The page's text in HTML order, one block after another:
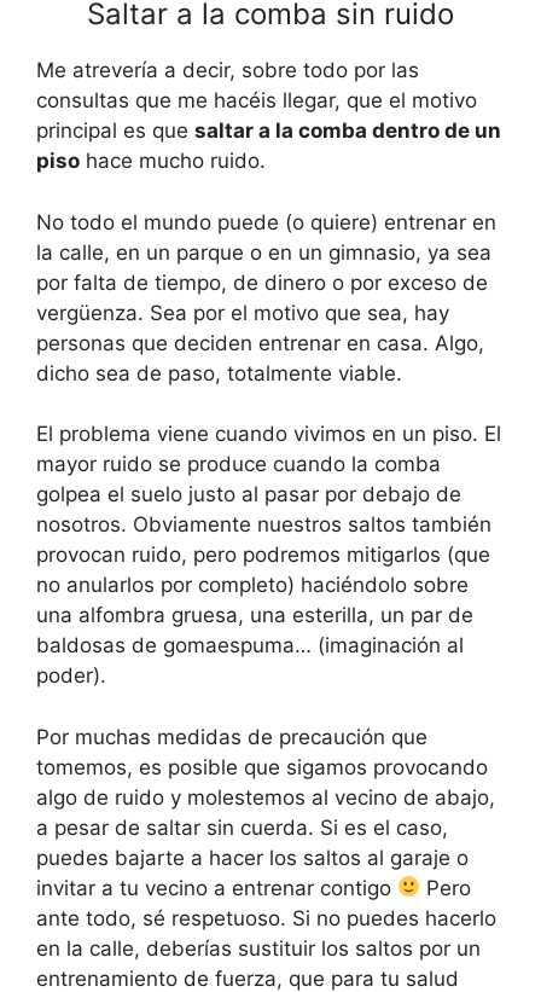
Saltar a la comba sin ruido
Me atrevería a decir, sobre todo por las
consultas que me hacéis llegar, que el motivo
principal es que saltar a la comba dentro de un
piso hace mucho ruido.
No todo el mundo puede (o quiere) entrenar en
la calle, en un parque o en un gimnasio, ya sea
por falta de tiempo, de dinero o por exceso de
vergüenza. Sea por el motivo que sea, hay
personas que deciden entrenar en casa. Algo,
dicho sea de paso, totalmente viable.
El problema viene cuando vivimos en un piso. El
mayor ruido se produce cuando la comba
golpea el suelo justo al pasar por debajo de
nosotros. Obviamente nuestros saltos también
provocan ruido, pero podremos mitigarlos (que
no anularlos por completo) haciéndolo sobre
una alfombra gruesa, una esterilla, un par de
baldosas de gomaespuma… (imaginación al
poder).
Por muchas medidas de precaución que
tomemos, es posible que sigamos provocando
algo de ruido y molestemos al vecino de abajo,
a pesar de saltar sin cuerda. Si es el caso,
puedes bajarte a hacer los saltos al garaje o
invitar a tu vecino a entrenar contigo
Pero
ante todo, sé respetuoso. Si no puedes hacerlo
en la calle, deberías sustituir los saltos por un
entrenamiento de fuerza, que para tu salud